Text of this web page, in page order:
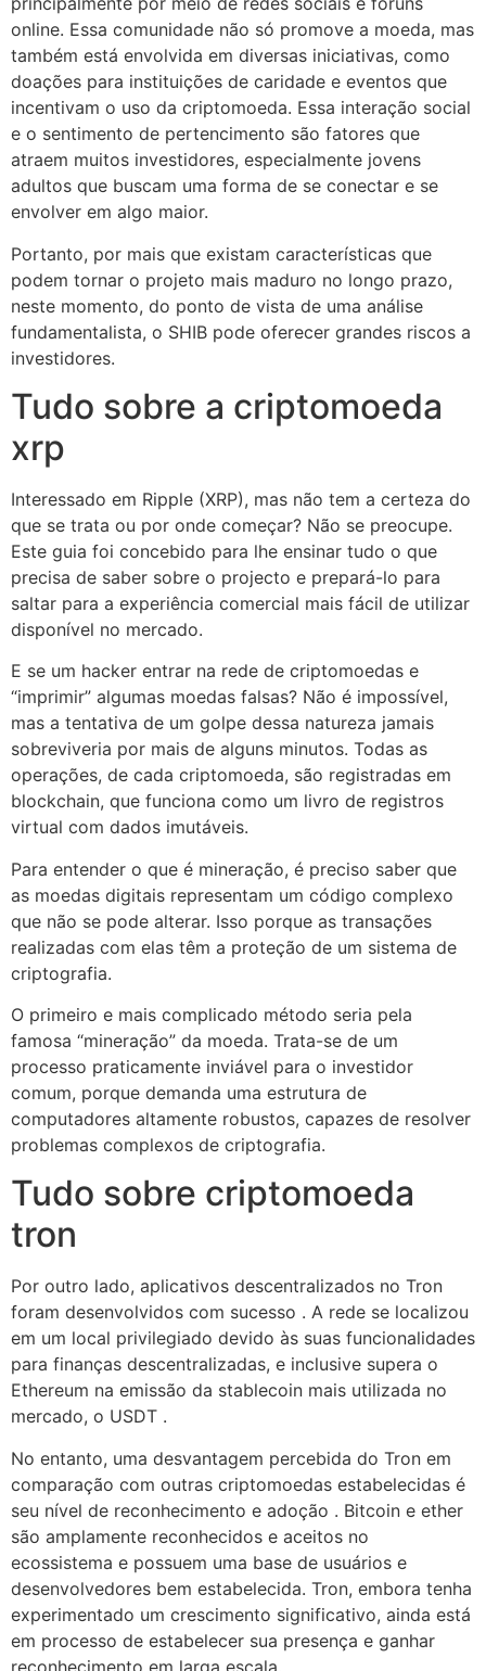
online. Essa comunidade não só promove a moeda, mas
também está envolvida em diversas iniciativas, como
doações para instituições de caridade e eventos que
incentivam o uso da criptomoeda. Essa interação social
e o sentimento de pertencimento são fatores que
atraem muitos investidores, especialmente jovens
adultos que buscam uma forma de se conectar e se
envolver em algo maior.
Portanto, por mais que existam características que
podem tornar o projeto mais maduro no longo prazo,
neste momento, do ponto de vista de uma análise
fundamentalista, o SHIB pode oferecer grandes riscos a
investidores.
Tudo sobre a criptomoeda
xrp
Interessado em Ripple (XRP), mas não tem a certeza do
que se trata ou por onde começar? Não se preocupe.
Este guia foi concebido para lhe ensinar tudo o que
precisa de saber sobre o projecto e prepará-lo para
saltar para a experiência comercial mais fácil de utilizar
disponível no mercado.
E se um hacker entrar na rede de criptomoedas e
“imprimir” algumas moedas falsas? Não é impossível,
mas a tentativa de um golpe dessa natureza jamais
sobreviveria por mais de alguns minutos. Todas as
operações, de cada criptomoeda, são registradas em
blockchain, que funciona como um livro de registros
virtual com dados imutáveis.
Para entender o que é mineração, é preciso saber que
as moedas digitais representam um código complexo
que não se pode alterar. Isso porque as transações
realizadas com elas têm a proteção de um sistema de
criptografia.
O primeiro e mais complicado método seria pela
famosa “mineração” da moeda. Trata-se de um
processo praticamente inviável para o investidor
comum, porque demanda uma estrutura de
computadores altamente robustos, capazes de resolver
problemas complexos de criptografia.
Tudo sobre criptomoeda
tron
Por outro lado, aplicativos descentralizados no Tron
foram desenvolvidos com sucesso . A rede se localizou
em um local privilegiado devido às suas funcionalidades
para finanças descentralizadas, e inclusive supera o
Ethereum na emissão da stablecoin mais utilizada no
mercado, o USDT .
No entanto, uma desvantagem percebida do Tron em
comparação com outras criptomoedas estabelecidas é
seu nível de reconhecimento e adoção . Bitcoin e ether
são amplamente reconhecidos e aceitos no
ecossistema e possuem uma base de usuários e
desenvolvedores bem estabelecida. Tron, embora tenha
experimentado um crescimento significativo, ainda está
em processo de estabelecer sua presença e ganhar
reconhecimento em larga escala.